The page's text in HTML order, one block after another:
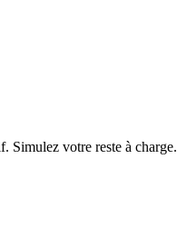
Simulez votre reste à charge.